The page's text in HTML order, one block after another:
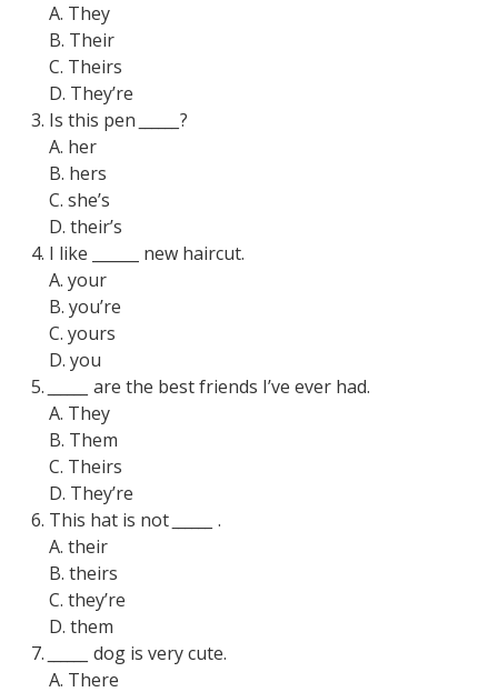
A. They
B. Their
C. Theirs
D. They’re
Is this pen
?
A. her
B. hers
C. she’s
D. their’s
I like
new haircut.
A. your
B. you’re
C. yours
D. you
are the best friends I’ve ever had.
A. They
B. Them
C. Theirs
D. They’re
This hat is not
.
A. their
B. theirs
C. they’re
D. them
dog is very cute.
A. There